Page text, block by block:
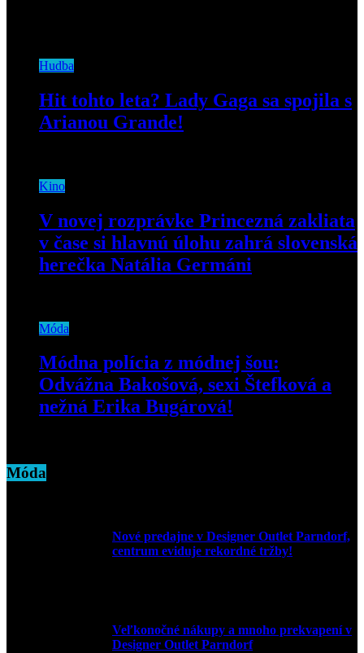
Hudba
Hit tohto leta? Lady Gaga sa spojila s
Arianou Grande!
Kino
V novej rozprávke Princezná zakliata
v čase si hlavnú úlohu zahrá slovenská
herečka Natália Germáni
Móda
Módna polícia z módnej šou:
Odvážna Bakošová, sexi Štefková a
nežná Erika Bugárová!
Móda
Nové predajne v Designer Outlet Parndorf,
centrum eviduje rekordné tržby!
Veľkonočné nákupy a mnoho prekvapení v
Designer Outlet Parndorf